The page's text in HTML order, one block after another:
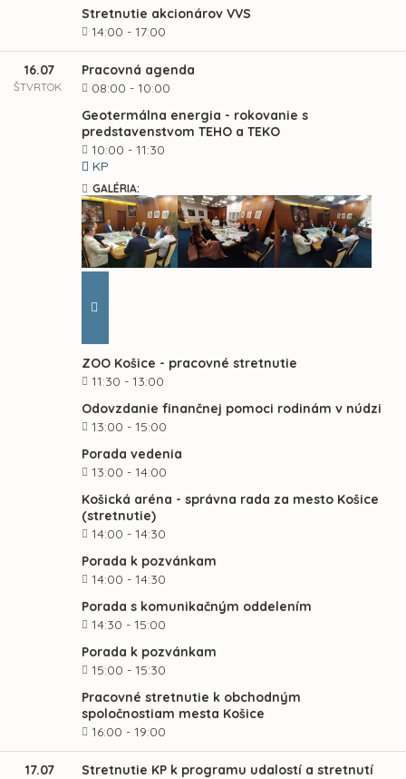
Stretnutie akcionárov VVS
14:00 - 17:00
16.07
ŠTVRTOK
Pracovná agenda
08:00 - 10:00
Geotermálna energia - rokovanie s
predstavenstvom TEHO a TEKO
10:00 - 11:30
KP
GALÉRIA:
ZOO Košice - pracovné stretnutie
11:30 - 13:00
Odovzdanie finančnej pomoci rodinám v núdzi
13:00 - 15:00
Porada vedenia
13:00 - 14:00
Košická aréna - správna rada za mesto Košice
(stretnutie)
14:00 - 14:30
Porada k pozvánkam
14:00 - 14:30
Porada s komunikačným oddelením
14:30 - 15:00
Porada k pozvánkam
15:00 - 15:30
Pracovné stretnutie k obchodným
spoločnostiam mesta Košice
16:00 - 19:00
17.07
Stretnutie KP k programu udalostí a stretnutí